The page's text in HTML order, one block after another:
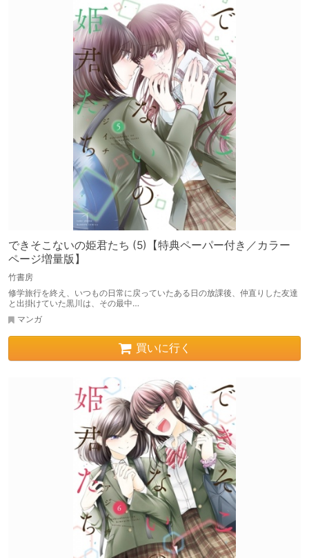
できそこないの姫君たち (5)【特典ペーパー付き／カラー
ページ増量版】
竹書房
修学旅行を終え、いつもの日常に戻っていたある日の放課後、仲直りした友達
と出掛けていた黒川は、その最中…
マンガ
買いに行く